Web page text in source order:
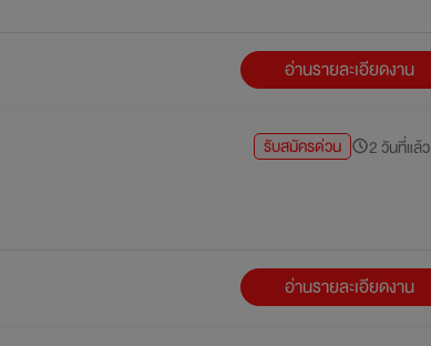
อ่านรายละเอียดงาน
รับสมัครด่วน 2 วันที่แล้ว
อ่านรายละเอียดงาน